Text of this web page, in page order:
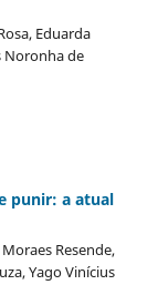
Eduarda
Noronha de
punir: a atual
Resende,
Yago Vinícius